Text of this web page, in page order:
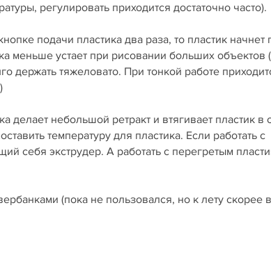
регулировать приходится достаточно часто).
подачи пластика два раза, то пластик начнет
меньше устает при рисовании больших объектов
держать тяжеловато. При тонкой работе
делает небольшой ретракт и втягивает пластик в
температуру для пластика. Если работать с
себя экструдер. А работать с перегретым
(пока не пользовался, но к лету скорее